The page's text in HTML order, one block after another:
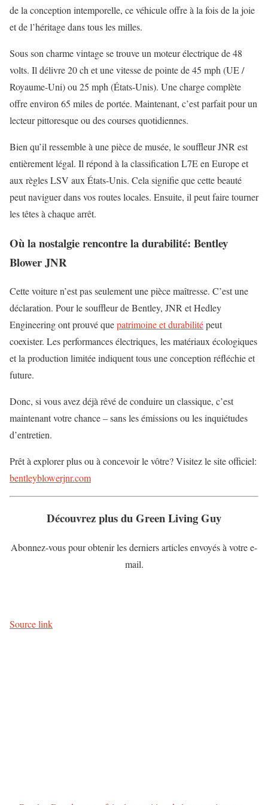
de la conception intemporelle, ce véhicule offre à la fois de la joie
et de l’héritage dans tous les milles.
Sous son charme vintage se trouve un moteur électrique de 48
volts. Il délivre 20 ch et une vitesse de pointe de 45 mph (UE /
Royaume-Uni) ou 25 mph (États-Unis). Une charge complète
offre environ 65 miles de portée. Maintenant, c’est parfait pour un
lecteur pittoresque ou des courses quotidiennes.
Bien qu’il ressemble à une pièce de musée, le souffleur JNR est
entièrement légal. Il répond à la classification L7E en Europe et
aux règles LSV aux États-Unis. Cela signifie que cette beauté
peut naviguer dans vos routes locales. Ensuite, il peut faire tourner
les têtes à chaque arrêt.
Où la nostalgie rencontre la durabilité: Bentley
Blower JNR
Cette voiture n’est pas seulement une pièce maîtresse. C’est une
déclaration. Pour le souffleur de Bentley, JNR et Hedley
Engineering ont prouvé quepatrimoine et durabilitépeut
coexister. Les performances électriques, les matériaux écologiques
et la production limitée indiquent tous une conception réfléchie et
future.
Donc, si vous avez déjà rêvé de conduire un classique, c’est
maintenant votre chance – sans les émissions ou les inquiétudes
d’entretien.
Prêt à explorer plus ou à concevoir le vôtre? Visitez le site officiel:
bentleyblowerjnr.com
Découvrez plus du Green Living Guy
Abonnez-vous pour obtenir les derniers articles envoyés à votre e-
mail.
Source link